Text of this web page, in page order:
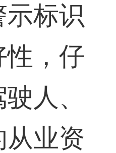
标识
性，仔
人、
业资